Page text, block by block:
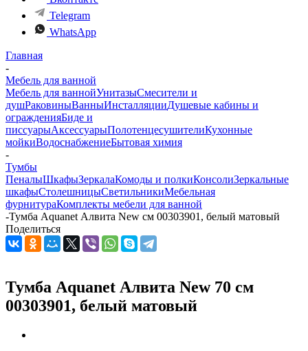
Telegram
WhatsApp
Главная
-
Мебель для ванной
Мебель для ваннойУнитазыСмесители и
душРаковиныВанныИнсталляцииДушевые кабины и
огражденияБиде и
писсуарыАксессуарыПолотенцесушителиКухонные
мойкиВодоснабжениеБытовая химия
-
Тумбы
ПеналыШкафыЗеркалаКомоды и полкиКонсолиЗеркальные
шкафыСтолешницыСветильникиМебельная
фурнитураКомплекты мебели для ванной
-Тумба Aquanet Алвита New см 00303901, белый матовый
Поделиться
Тумба Aquanet Алвита New 70 см
00303901, белый матовый